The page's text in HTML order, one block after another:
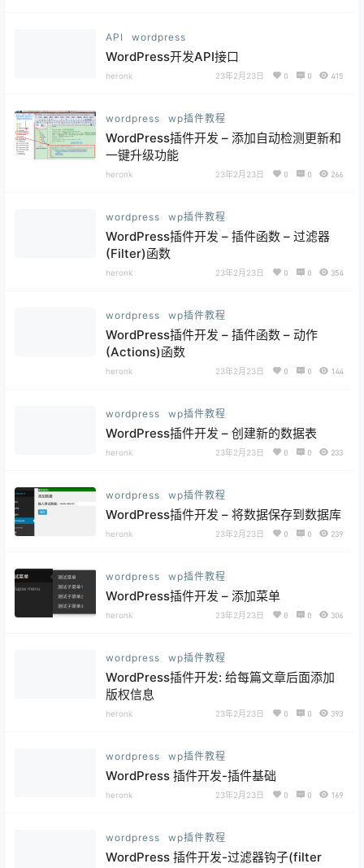
API wordpress
WordPress开发API接口
heronk 23年2月23日 0 0 415
wordpress wp插件教程
WordPress插件开发 – 添加自动检测更新和
一键升级功能
heronk 23年2月23日 0 0 266
wordpress wp插件教程
WordPress插件开发 – 插件函数 – 过滤器
(Filter)函数
heronk 23年2月23日 0 0 354
wordpress wp插件教程
WordPress插件开发 – 插件函数 – 动作
(Actions)函数
heronk 23年2月23日 0 0 144
wordpress wp插件教程
WordPress插件开发 – 创建新的数据表
heronk 23年2月23日 0 0 233
wordpress wp插件教程
WordPress插件开发 – 将数据保存到数据库
heronk 23年2月23日 0 0 239
wordpress wp插件教程
WordPress插件开发 – 添加菜单
heronk 23年2月23日 0 0 306
wordpress wp插件教程
WordPress插件开发: 给每篇文章后面添加
版权信息
heronk 23年2月23日 0 0 393
wordpress wp插件教程
WordPress 插件开发-插件基础
heronk 23年2月23日 0 0 169
wordpress wp插件教程
WordPress 插件开发-过滤器钩子(filter